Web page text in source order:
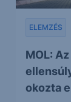
MOL:
okozta
ELEMZÉS